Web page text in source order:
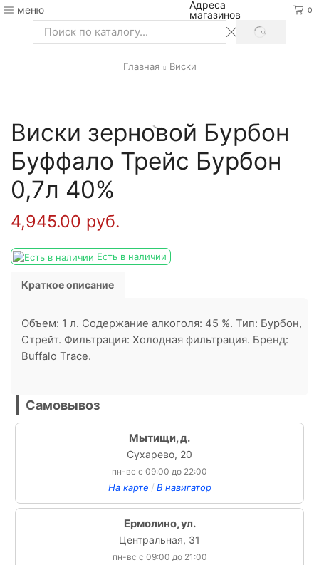
меню
Адреса
магазинов
0
Search
SEARCH
Главная Виски
Виски зерновой Бурбон
Буффало Трейс Бурбон
0,7л 40%
4,945.00 руб.
Есть в наличии
Краткое описание
Объем: 1 л. Содержание алкоголя: 45 %. Тип: Бурбон,
Стрейт. Фильтрация: Холодная фильтрация. Бренд:
Buffalo Trace.
Самовывоз
Мытищи, д.
Сухарево, 20
пн-вс с 09:00 до 22:00
На карте / В навигатор
Ермолино, ул.
Центральная, 31
пн-вс с 09:00 до 21:00